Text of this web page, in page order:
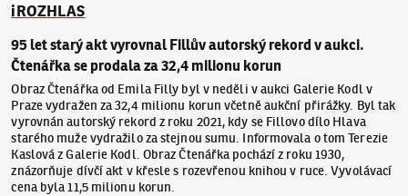
iROZHLAS
95 let starý akt vyrovnal Fillův autorský rekord v aukci.
Čtenářka se prodala za 32,4 milionu korun
Obraz Čtenářka od Emila Filly byl v neděli v aukci Galerie Kodl v
Praze vydražen za 32,4 milionu korun včetně aukční přirážky. Byl tak
vyrovnán autorský rekord z roku 2021, kdy se Fillovo dílo Hlava
starého muže vydražilo za stejnou sumu. Informovala o tom Terezie
Kaslová z Galerie Kodl. Obraz Čtenářka pochází z roku 1930,
znázorňuje dívčí akt v křesle s rozevřenou knihou v ruce. Vyvolávací
cena byla 11,5 milionu korun.